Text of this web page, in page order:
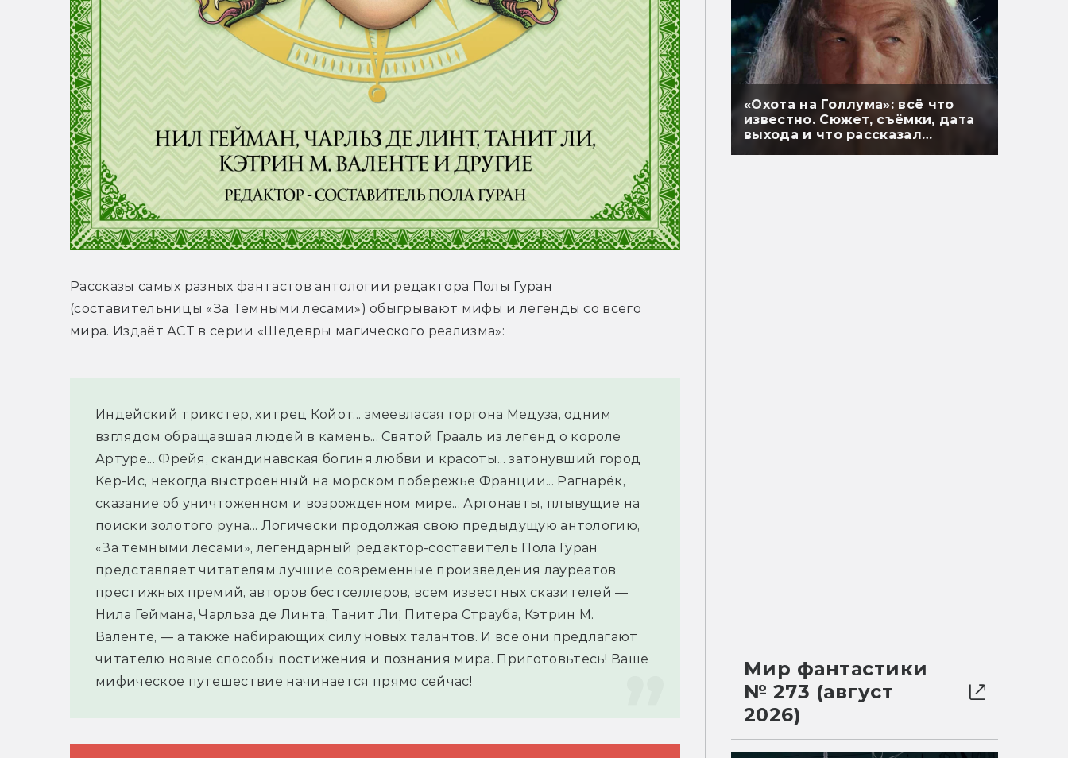
Рассказы самых разных фантастов антологии редактора Полы Гуран
(составительницы «За Тёмными лесами») обыгрывают мифы и легенды со всего
мира. Издаёт АСТ в серии «Шедевры магического реализма»:
Индейский трикстер, хитрец Койот... змеевласая горгона Медуза, одним
взглядом обращавшая людей в камень... Святой Грааль из легенд о короле
Артуре... Фрейя, скандинавская богиня любви и красоты... затонувший город
Кер-Ис, некогда выстроенный на морском побережье Франции... Рагнарёк,
сказание об уничтоженном и возрожденном мире... Аргонавты, плывущие на
поиски золотого руна... Логически продолжая свою предыдущую антологию,
«За темными лесами», легендарный редактор-составитель Пола Гуран
представляет читателям лучшие современные произведения лауреатов
престижных премий, авторов бестселлеров, всем известных сказителей —
Нила Геймана, Чарльза де Линта, Танит Ли, Питера Страуба, Кэтрин М.
Валенте, — а также набирающих силу новых талантов. И все они предлагают
читателю новые способы постижения и познания мира. Приготовьтесь! Ваше
мифическое путешествие начинается прямо сейчас!
«Охота на Голлума»: всё что
известно. Сюжет, съёмки, дата
выхода и что рассказал
Мир фантастики
№ 273 (август
2026)